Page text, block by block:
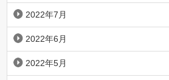
2022年7月
2022年6月
2022年5月